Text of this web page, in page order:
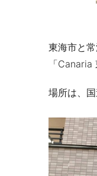
東海市と
「Canaria
場所は、